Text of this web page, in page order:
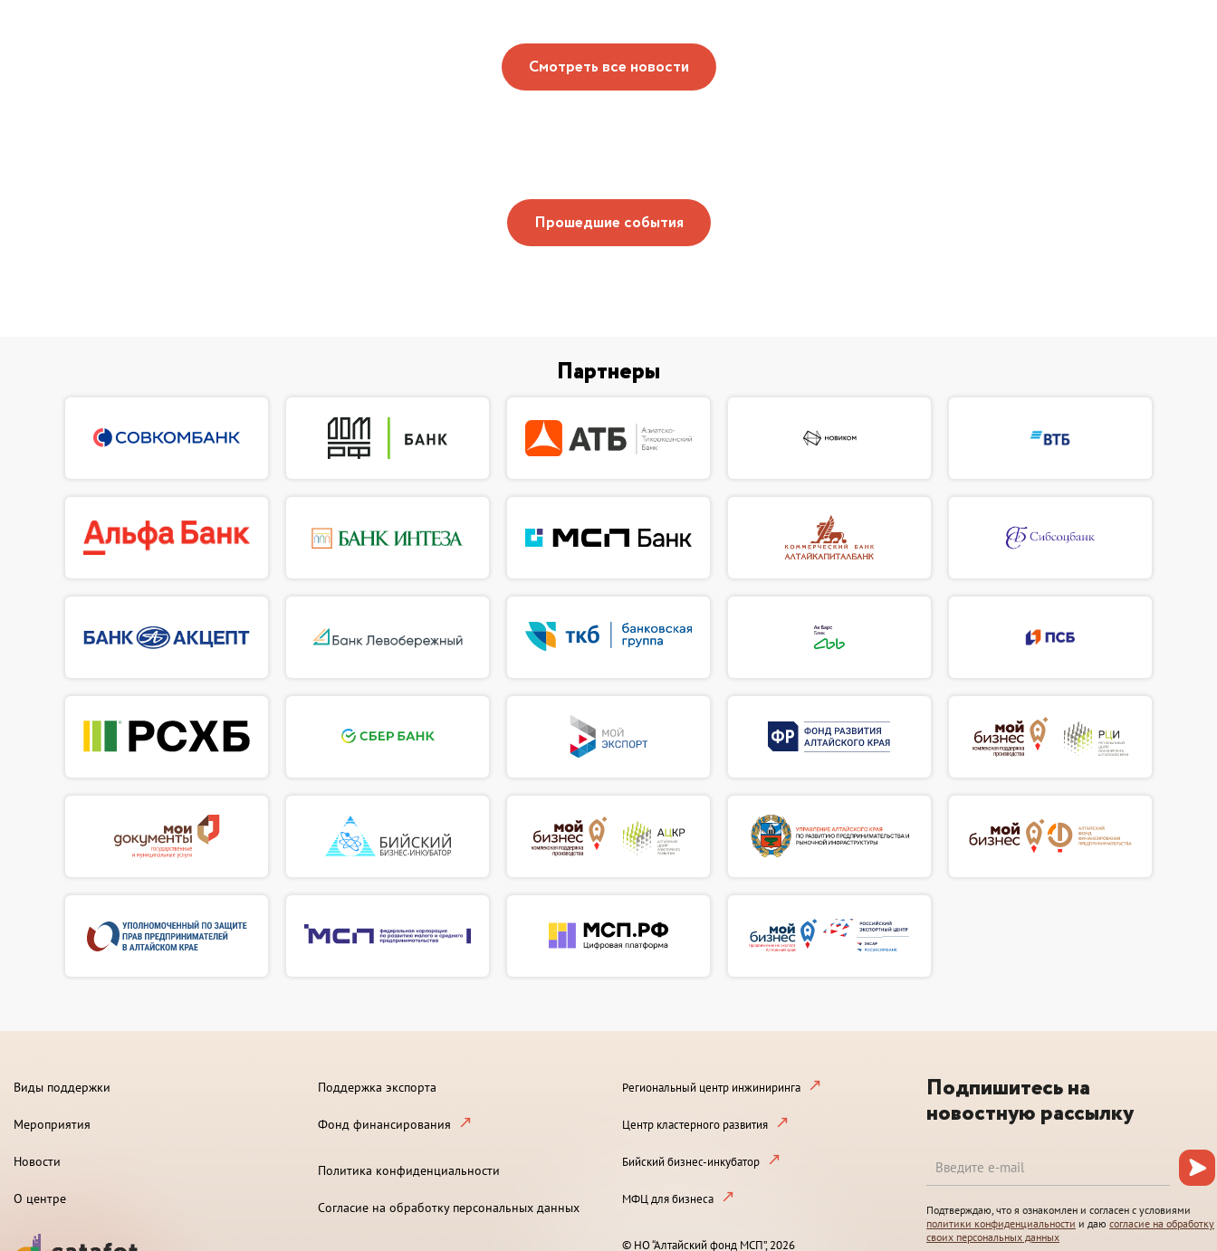
Смотреть все новости
Прошедшие события
Партнеры
Виды поддержки
Мероприятия
Новости
О центре
Поддержка экспорта
Фонд финансирования
Политика конфиденциальности
Согласие на обработку персональных данных
Региональный центр инжиниринга
Центр кластерного развития
Бийский бизнес-инкубатор
МФЦ для бизнеса
© НО “Алтайский фонд МСП”, 2026
Подпишитесь на
новостную рассылку
Подтверждаю, что я ознакомлен и согласен с условиями
политики конфиденциальности и даю согласие на обработку
своих персональных данных